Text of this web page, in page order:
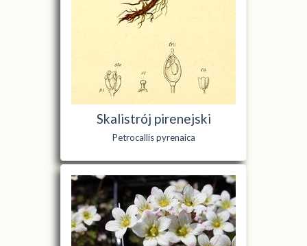
Skalistrój pirenejski
Petrocallis pyrenaica